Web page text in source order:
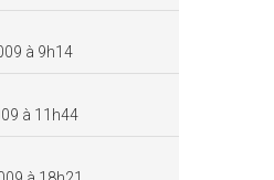
à 9h14
à 11h44